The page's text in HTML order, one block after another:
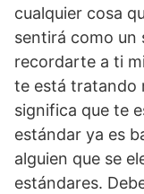
cualquier cosa
sentirá como un
recordarte a ti
te está tratando
significa que te
estándar ya es
alguien que se
estándares.